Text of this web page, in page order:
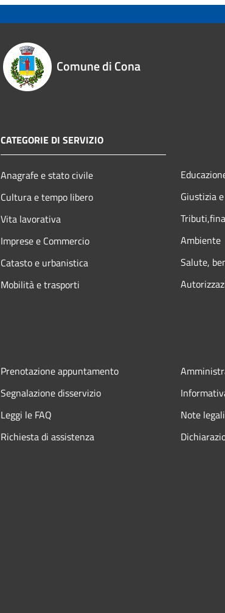
Comune di Cona
CATEGORIE DI SERVIZIO
Anagrafe e stato civile
Cultura e tempo libero
Vita lavorativa
Imprese e Commercio
Catasto e urbanistica
Mobilità e trasporti
Giustizia
Ambiente
Salute,
Prenotazione appuntamento
Segnalazione disservizio
Leggi le FAQ
Richiesta di assistenza
Note legali